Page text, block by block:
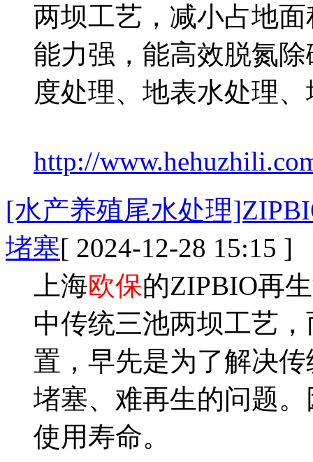
两坝工艺，减小占地
能力强，能高效脱氮
度处理、地表水处理
http://
[水产养殖尾水处理
堵塞[ 2024-12-28 15:15 ]
上海欧保的ZIPBIO再
中传统三池两坝工艺
置，早先是为了解决
堵塞、难再生的问题
使用寿命。